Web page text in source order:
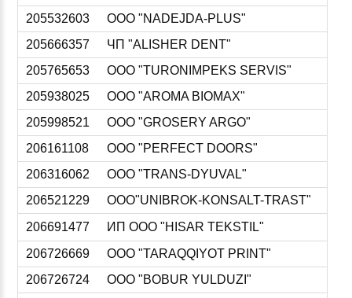
205532603
ООО "NADEJDA-PLUS"
205666357
ЧП "ALISHER DENT"
205765653
ООО "TURONIMPEKS SERVIS"
205938025
ООО "AROMA BIOMAX"
205998521
ООО "GROSERY ARGO"
206161108
ООО "PERFECT DOORS"
206316062
ООО "TRANS-DYUVAL"
206521229
ООО"UNIBROK-KONSALT-TRAST"
206691477
ИП ООО "HISAR TEKSTIL"
206726669
ООО "TARAQQIYOT PRINT"
206726724
ООО "BOBUR YULDUZI"